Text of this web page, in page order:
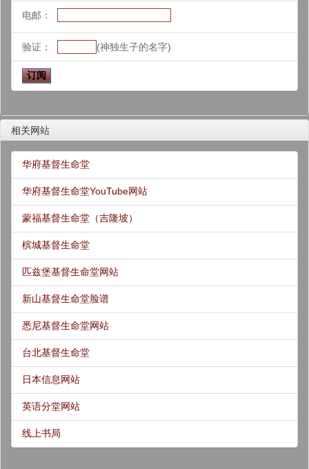
电邮：
验证： (神独生子的名字)
相关网站
华府基督生命堂
华府基督生命堂YouTube网站
蒙福基督生命堂（吉隆坡）
槟城基督生命堂
匹兹堡基督生命堂网站
新山基督生命堂脸谱
悉尼基督生命堂网站
台北基督生命堂
日本信息网站
英语分堂网站
线上书局